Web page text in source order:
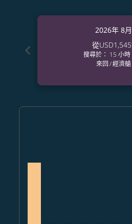
chevron_left
2026年 8月
從USD1,545
搜尋於： 15 小時
來回/經濟艙